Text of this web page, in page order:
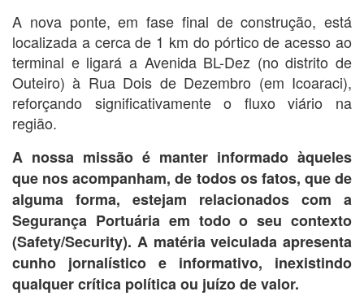
A nova ponte, em fase final de construção, está
localizada a cerca de 1 km do pórtico de acesso ao
terminal e ligará a Avenida BL-Dez (no distrito de
Outeiro) à Rua Dois de Dezembro (em Icoaraci),
reforçando significativamente o fluxo viário na
região.
A nossa missão é manter informado àqueles
que nos acompanham, de todos os fatos, que de
alguma forma, estejam relacionados com a
Segurança Portuária em todo o seu contexto
(Safety/Security). A matéria veiculada apresenta
cunho jornalístico e informativo, inexistindo
qualquer crítica política ou juízo de valor.